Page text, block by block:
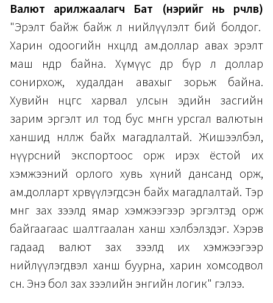
Валют арилжаалагч Бат
(нэрийг нь өөрчлөв)
"Эрэлт байж байж л нийлүүлэлт бий болдог.
Харин одоогийн нөхцөлд ам.доллар авах эрэлт
маш өндөр байна. Хүмүүс өдөр бүр л доллар
сонирхож, худалдан авахыг зорьж байна.
Хувийн өнцгөөс харвал улсын эдийн засгийн
зарим эргэлт ил тод бус мөнгөн урсгал валютын
ханшид нөлөөлж байх магадлалтай. Жишээлбэл,
нүүрсний экспортоос орж ирэх ёстой их
хэмжээний орлого хувь хүний дансанд орж,
ам.долларт хөрвүүлэгдсэн байх магадлалтай. Тэр
мөнгө зах зээлд ямар хэмжээгээр эргэлтэд орж
байгаагаас шалтгаалан ханш хэлбэлздэг. Хэрэв
гадаад валют зах зээлд их хэмжээгээр
нийлүүлэгдвэл ханш буурна, харин хомсодвол
өснө. Энэ бол зах зээлийн энгийн логик" гэлээ.